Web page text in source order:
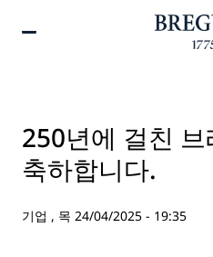
250년에 걸친
축하합니다.
기업 , 목 24/04/2025 - 19:35